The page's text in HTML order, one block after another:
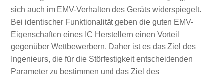
sich auch im EMV-Verhalten des Geräts widerspiegelt.
Bei identischer Funktionalität geben die guten EMV-
Eigenschaften eines IC Herstellern einen Vorteil
gegenüber Wettbewerbern. Daher ist es das Ziel des
Ingenieurs, die für die Störfestigkeit entscheidenden
Parameter zu bestimmen und das Ziel des